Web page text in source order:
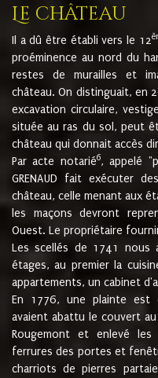
Le château
Il a dû être établi vers le 12
proéminence au nord du
restes de murailles et
château. On distinguait, en
excavation circulaire,
située au ras du sol, peut
château qui donnait accès
Par acte notarié6, appelé
GRENAUD fait exécuter
château, celle menant aux
les maçons devront
Ouest. Le propriétaire
Les scellés de 1741 nous
étages, au premier la
appartements, un cabinet
En 1776, une plainte est
avaient abattu le couvert
Rougemont et enlevé
ferrures des portes et
charriots de pierres